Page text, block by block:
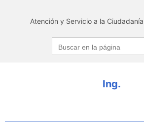
Atención y Servicio a la Ciudadanía
Search
for:
ng. D